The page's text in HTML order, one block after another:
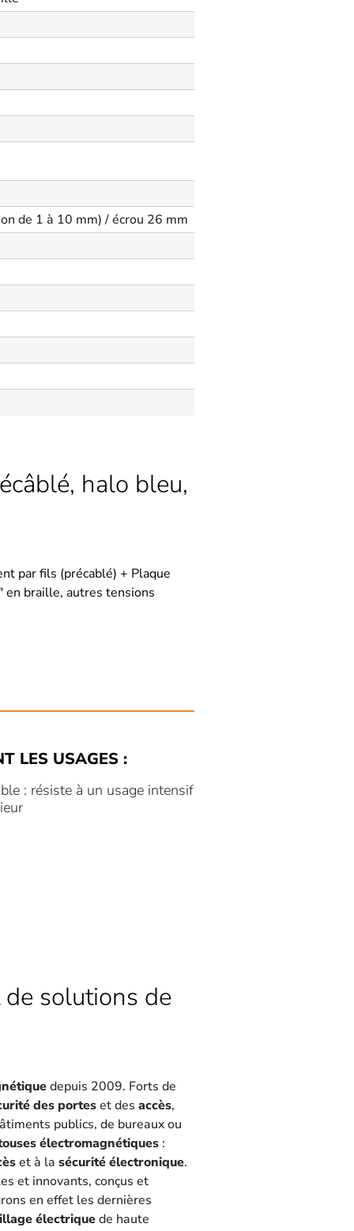
de 1 à 10 mm) / écrou 26 mm
halo bleu,
par fils (précablé) + Plaque
en braille, autres tensions
LES USAGES :
: résiste à un usage intensif
solutions de
depuis 2009. Forts de
des porteset des accès,
publics, de bureaux ou
électromagnétiques :
et à la sécurité électronique.
et innovants, conçus et
en effet les dernières
électriquede haute